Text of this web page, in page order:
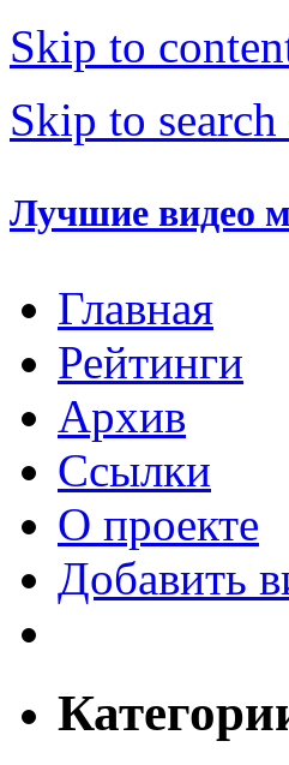
Skip to
Skip to
Лучшие видео
Главная
Рейтинги
Архив
Ссылки
О проекте
Добавить